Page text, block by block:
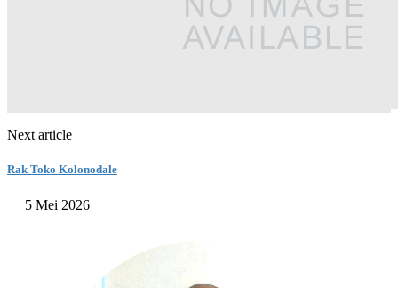
Next article
Rak Toko Kolonodale
5 Mei 2026